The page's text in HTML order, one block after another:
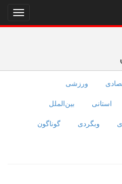
نمایش
منو
ورزشی
استانی بین‌الملل
وبگردی گوناگون